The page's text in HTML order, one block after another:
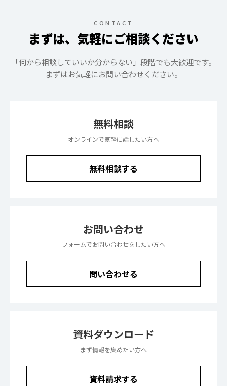
CONTACT
まずは、気軽にご相談ください
「何から相談していいか分からない」段階でも大歓迎です。
まずはお気軽にお問い合わせください。
無料相談
オンラインで気軽に話したい方へ
無料相談する
お問い合わせ
フォームでお問い合わせをしたい方へ
問い合わせる
資料ダウンロード
まず情報を集めたい方へ
資料請求する